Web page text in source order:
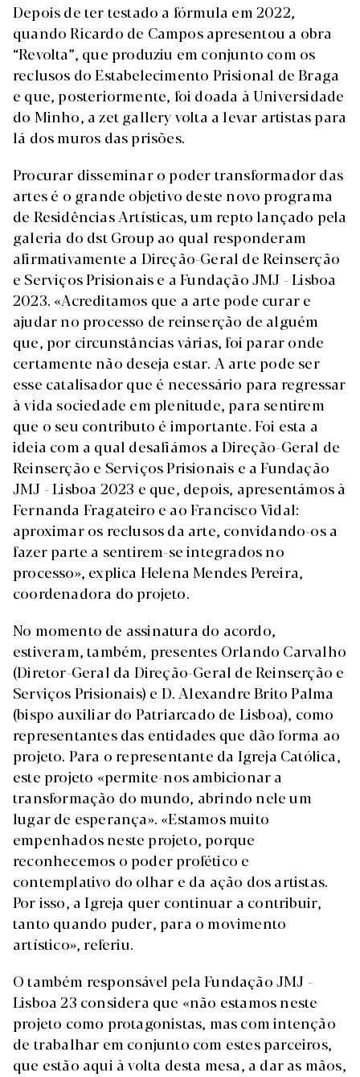
Depois de ter testado a fórmula em 2022,
quando Ricardo de Campos apresentou a obra
“Revolta”, que produziu em conjunto com os
reclusos do Estabelecimento Prisional de Braga
e que, posteriormente, foi doada à Universidade
do Minho, a zet gallery volta a levar artistas para
lá dos muros das prisões.
Procurar disseminar o poder transformador das
artes é o grande objetivo deste novo programa
de Residências Artísticas, um repto lançado pela
galeria do dst Group ao qual responderam
afirmativamente a Direção-Geral de Reinserção
e Serviços Prisionais e a Fundação JMJ - Lisboa
2023. «Acreditamos que a arte pode curar e
ajudar no processo de reinserção de alguém
que, por circunstâncias várias, foi parar onde
certamente não deseja estar. A arte pode ser
esse catalisador que é necessário para regressar
à vida sociedade em plenitude, para sentirem
que o seu contributo é importante. Foi esta a
ideia com a qual desafiámos a Direção-Geral de
Reinserção e Serviços Prisionais e a Fundação
JMJ - Lisboa 2023 e que, depois, apresentámos à
Fernanda Fragateiro e ao Francisco Vidal:
aproximar os reclusos da arte, convidando-os a
fazer parte a sentirem-se integrados no
processo», explica Helena Mendes Pereira,
coordenadora do projeto.
No momento de assinatura do acordo,
estiveram, também, presentes Orlando Carvalho
(Diretor-Geral da Direção-Geral de Reinserção e
Serviços Prisionais) e D. Alexandre Brito Palma
(bispo auxiliar do Patriarcado de Lisboa), como
representantes das entidades que dão forma ao
projeto. Para o representante da Igreja Católica,
este projeto «permite-nos ambicionar a
transformação do mundo, abrindo nele um
lugar de esperança». «Estamos muito
empenhados neste projeto, porque
reconhecemos o poder profético e
contemplativo do olhar e da ação dos artistas.
Por isso, a Igreja quer continuar a contribuir,
tanto quando puder, para o movimento
artístico», referiu.
O também responsável pela Fundação JMJ -
Lisboa 23 considera que «não estamos neste
projeto como protagonistas, mas com intenção
de trabalhar em conjunto com estes parceiros,
que estão aqui à volta desta mesa, a dar as mãos,